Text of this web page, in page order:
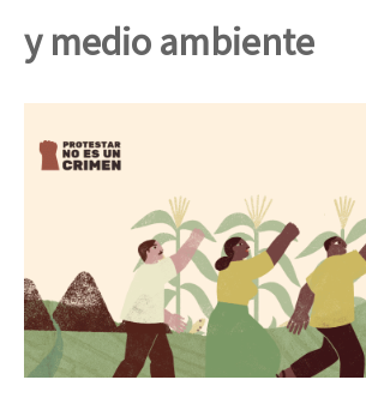
y medio ambiente